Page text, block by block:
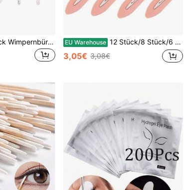
200/100/50/10 Stück Wimpernbürsten, Mascara-Bürsten (mit Aufbewahrungsbox), biegsame Augenbrauenbürsten, Wimpernverlängerungsbürsten, Augenbrauenbürsten, Rizinusöl-Bürsten (Kristallrosa + Kristallschwarz) EU Warehouse 12 Stück/8 Stück/6 Stück/2 Stück Schwarze, Weiße und Rosa einfache und modische nahtlose Pony Haarspangen für Frauen, geeignet für tägliches Gesichtwaschen, Make-up und Hautpflege, Haarstyling-Werkzeuge, Haraccessoires, Geschenke, Reisen, Geschenke für Frauen, Strumpfstopfer, Strumpfstopfer, Strumpfstopfer, Kopfschmuck
3,05€ 3,08€